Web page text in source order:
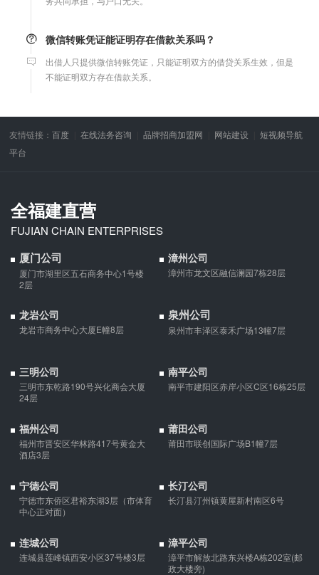
微信转账凭证能证明存在借款关系吗？
不能证明双方存在借款关系。
婚前协议的主要目的是对双方各自的财产和债务范围以及权利归属
夫妻财产约定协议公证由当事人一方的住所地或协议签订地公证处
受理。
支票有效期
微信转账凭证能证明存在借款关系吗？
不能证明双方存在借款关系。
债权人就婚姻关系存续期间夫妻一方以个人名义所负债务主张权利
的，应当按夫妻共同债务处理。
友情链接：百度 在线法务咨询 品牌招商加盟网 网站建设
短视频导航
平台
全福建直营
FUJIAN CHAIN ENTERPRISES
厦门公司
厦门市湖里区五石商务中心1号楼
2层
漳州公司
漳州市龙文区融信澜园7栋28层
龙岩公司
龙岩市商务中心大厦E幢8层
泉州公司
泉州市丰泽区泰禾广场13幢7层
三明公司
三明市东乾路190号兴化商会大厦
24层
南平公司
南平市建阳区赤岸小区C区16栋25层
福州公司
福州市晋安区华林路417号黄金大
酒店3层
莆田公司
莆田市联创国际广场B1幢7层
宁德公司
宁德市东侨区君裕东湖3层（市体育
中心正对面）
长汀公司
长汀县汀州镇黄屋新村南区6号
连城公司
连城县莲峰镇西安小区37号楼3层
漳平公司
漳平市解放北路东兴楼A栋202室(邮
政大楼旁)